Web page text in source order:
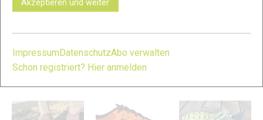
© Bilder 1 - 13: Felgenhauer / Woidlife Photography;
VERWANDTE ARTIKEL
Akzeptieren und weiter
ImpressumDatenschutzAbo verwalten
Schon registriert? Hier anmelden